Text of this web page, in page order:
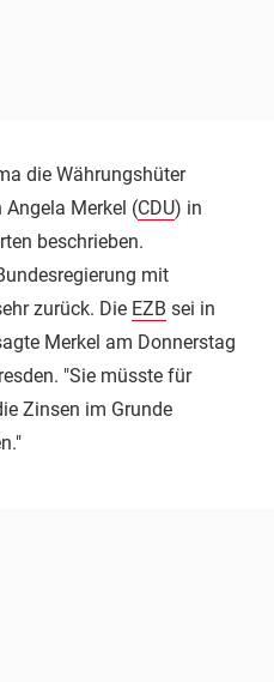
die Währungshüter
Angela Merkel (CDU) in
beschrieben.
mit
zurück. Die EZB sei in
Merkel am Donnerstag
"Sie müsste für
Zinsen im Grunde